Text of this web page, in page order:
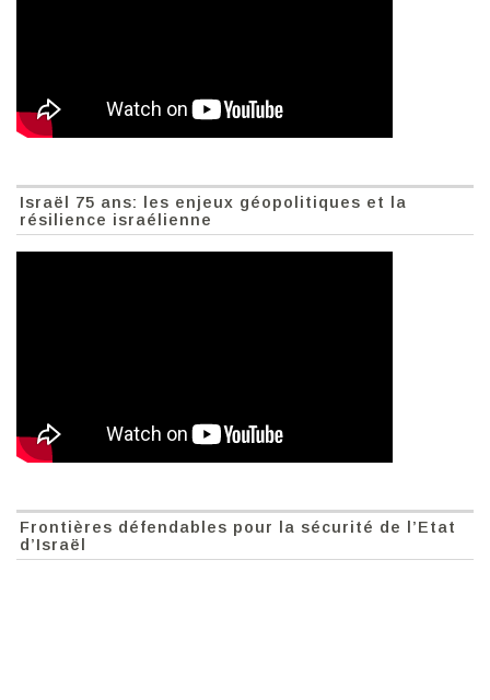
Israël 75 ans: les enjeux géopolitiques et la
résilience israélienne
Frontières défendables pour la sécurité de l’Etat
d’Israël